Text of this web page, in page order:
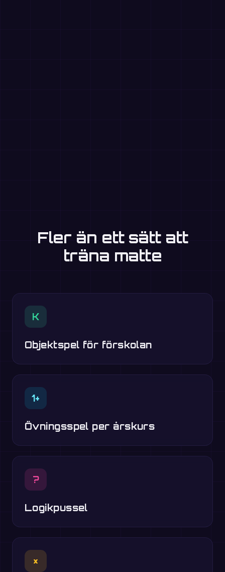
Fler än ett sätt att
träna matte
K
Objektspel för förskolan
1+
Övningsspel per årskurs
?
Logikpussel
×